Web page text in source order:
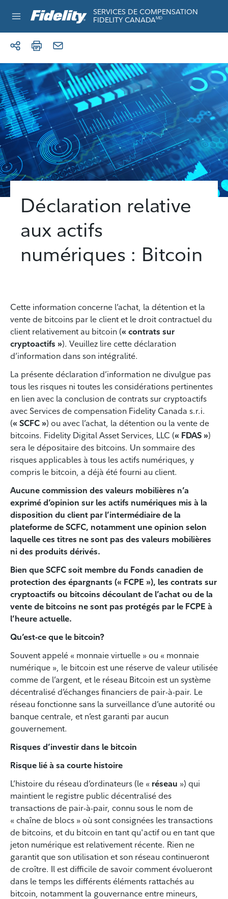
SERVICES DE COMPENSATION
FIDELITY CANADAMD
Déclaration relative
aux actifs
numériques : Bitcoin
Cette information concerne l’achat, la détention et la
vente de bitcoins par le client et le droit contractuel du
client relativement au bitcoin (« contrats sur
cryptoactifs »). Veuillez lire cette déclaration
d’information dans son intégralité.
La présente déclaration d’information ne divulgue pas
tous les risques ni toutes les considérations pertinentes
en lien avec la conclusion de contrats sur cryptoactifs
avec Services de compensation Fidelity Canada s.r.i.
(« SCFC ») ou avec l’achat, la détention ou la vente de
bitcoins. Fidelity Digital Asset Services, LLC (« FDAS »)
sera le dépositaire des bitcoins. Un sommaire des
risques applicables à tous les actifs numériques, y
compris le bitcoin, a déjà été fourni au client.
Aucune commission des valeurs mobilières n’a
exprimé d’opinion sur les actifs numériques mis à la
disposition du client par l’intermédiaire de la
plateforme de SCFC, notamment une opinion selon
laquelle ces titres ne sont pas des valeurs mobilières
ni des produits dérivés.
Bien que SCFC soit membre du Fonds canadien de
protection des épargnants (« FCPE »), les contrats sur
cryptoactifs ou bitcoins découlant de l’achat ou de la
vente de bitcoins ne sont pas protégés par le FCPE à
l’heure actuelle.
Qu’est-ce que le bitcoin?
Souvent appelé « monnaie virtuelle » ou « monnaie
numérique », le bitcoin est une réserve de valeur utilisée
comme de l’argent, et le réseau Bitcoin est un système
décentralisé d’échanges financiers de pair-à-pair. Le
réseau fonctionne sans la surveillance d’une autorité ou
banque centrale, et n’est garanti par aucun
gouvernement.
Risques d’investir dans le bitcoin
Risque lié à sa courte histoire
L’histoire du réseau d’ordinateurs (le « réseau ») qui
maintient le registre public décentralisé des
transactions de pair-à-pair, connu sous le nom de
« chaîne de blocs » où sont consignées les transactions
de bitcoins, et du bitcoin en tant qu'actif ou en tant que
jeton numérique est relativement récente. Rien ne
garantit que son utilisation et son réseau continueront
de croître. Il est difficile de savoir comment évolueront
dans le temps les différents éléments rattachés au
bitcoin, notamment la gouvernance entre mineurs,